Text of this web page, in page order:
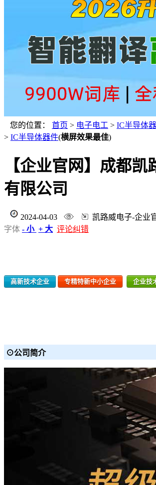
您的位置： 首页 > 电子电工 > IC半导体
> IC半导体器件(横屏效果最佳)
【企业官网】成都凯
有限公司
2024-04-03 凯路威电子-企业
字体 - 小 + 大 评论纠错
高新技术企业 专精特新中小企业 企业技
⊙公司简介